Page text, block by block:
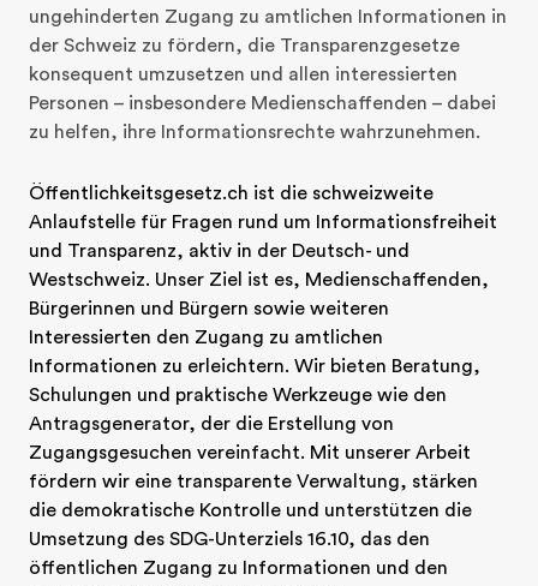
ungehinderten Zugang zu amtlichen Informationen in
der Schweiz zu fördern, die Transparenzgesetze
konsequent umzusetzen und allen interessierten
Personen – insbesondere Medienschaffenden – dabei
zu helfen, ihre Informationsrechte wahrzunehmen.
Öffentlichkeitsgesetz.ch ist die schweizweite
Anlaufstelle für Fragen rund um Informationsfreiheit
und Transparenz, aktiv in der Deutsch- und
Westschweiz. Unser Ziel ist es, Medienschaffenden,
Bürgerinnen und Bürgern sowie weiteren
Interessierten den Zugang zu amtlichen
Informationen zu erleichtern. Wir bieten Beratung,
Schulungen und praktische Werkzeuge wie den
Antragsgenerator, der die Erstellung von
Zugangsgesuchen vereinfacht. Mit unserer Arbeit
fördern wir eine transparente Verwaltung, stärken
die demokratische Kontrolle und unterstützen die
Umsetzung des SDG-Unterziels 16.10, das den
öffentlichen Zugang zu Informationen und den